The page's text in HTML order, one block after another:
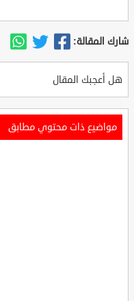
شارك المقالة:
هل أعجبك المقال
مواضيع ذات محتوي مطابق